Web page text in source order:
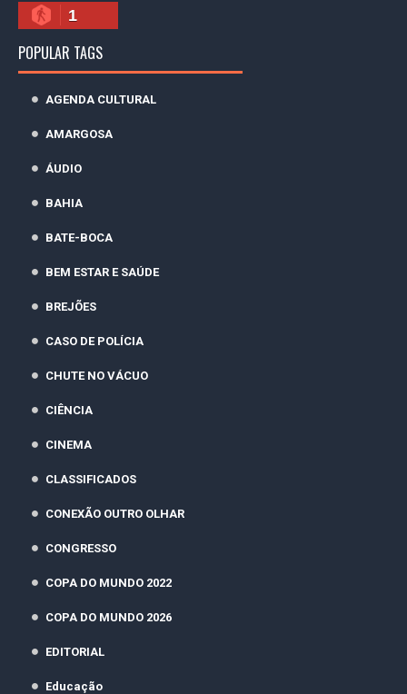
1
POPULAR TAGS
AGENDA CULTURAL
AMARGOSA
ÁUDIO
BAHIA
BATE-BOCA
BEM ESTAR E SAÚDE
BREJÕES
CASO DE POLÍCIA
CHUTE NO VÁCUO
CIÊNCIA
CINEMA
CLASSIFICADOS
CONEXÃO OUTRO OLHAR
CONGRESSO
COPA DO MUNDO 2022
COPA DO MUNDO 2026
EDITORIAL
Educação